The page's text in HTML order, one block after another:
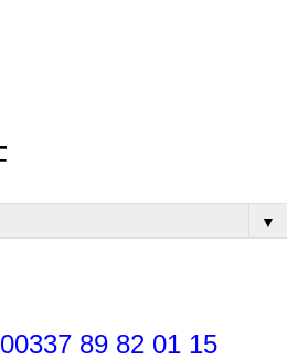
▼
89 82 01 15